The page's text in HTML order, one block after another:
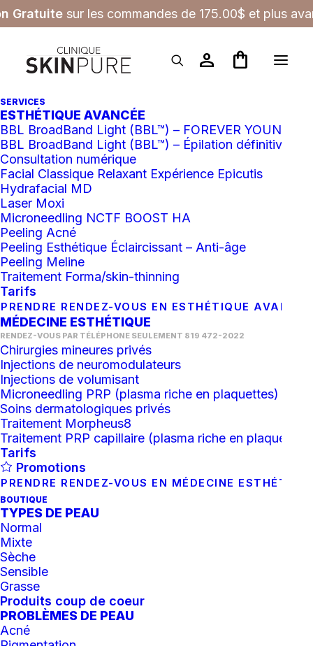
Gratuite sur les commandes de 175.00$ et plus
person shopping_bag
SERVICES
ESTHÉTIQUE AVANCÉE
BBL BroadBand Light (BBL™) – FOREVER YOUNG
BBL BroadBand Light (BBL™) – Épilation définitive
Consultation numérique
Facial Classique Relaxant Expérience Epicutis
Hydrafacial MD
Laser Moxi
Microneedling NCTF BOOST HA
Peeling Acné
Peeling Esthétique Éclaircissant – Anti-âge
Peeling Meline
Traitement Forma/skin-thinning
Tarifs
PRENDRE RENDEZ-VOUS EN ESTHÉTIQUE AVANCÉ
MÉDECINE ESTHÉTIQUE
RENDEZ-VOUS PAR TÉLÉPHONE SEULEMENT 819 472-2022
Chirurgies mineures privés
Injections de neuromodulateurs
Injections de volumisant
Microneedling PRP (plasma riche en plaquettes)
Soins dermatologiques privés
Traitement Morpheus8
Traitement PRP capillaire (plasma riche en plaquettes)
Tarifs
Promotions
PRENDRE RENDEZ-VOUS EN MÉDECINE
BOUTIQUE
TYPES DE PEAU
Normal
Mixte
Sèche
Sensible
Grasse
Produits coup de coeur
PROBLÈMES DE PEAU
Acné
Micro Gommage aux
peptides Glymed
100.00
2 en inventaire
quantité
de
MicroAJOUTER AU PANIER